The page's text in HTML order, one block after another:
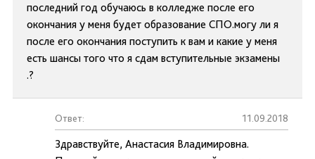
последний год обучаюсь в колледже после его
окончания у меня будет образование СПО.могу ли я
после его окончания поступить к вам и какие у меня
есть шансы того что я сдам вступительные экзамены
.?
Ответ: 11.09.2018
Здравствуйте, Анастасия Владимировна.